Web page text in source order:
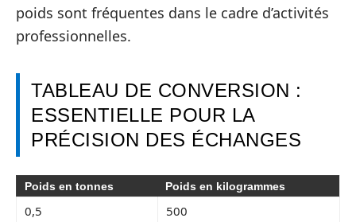
poids sont fréquentes dans le cadre d’activités
professionnelles.
TABLEAU DE CONVERSION :
ESSENTIELLE POUR LA
PRÉCISION DES ÉCHANGES
Poids en tonnes Poids en kilogrammes
0,5
500